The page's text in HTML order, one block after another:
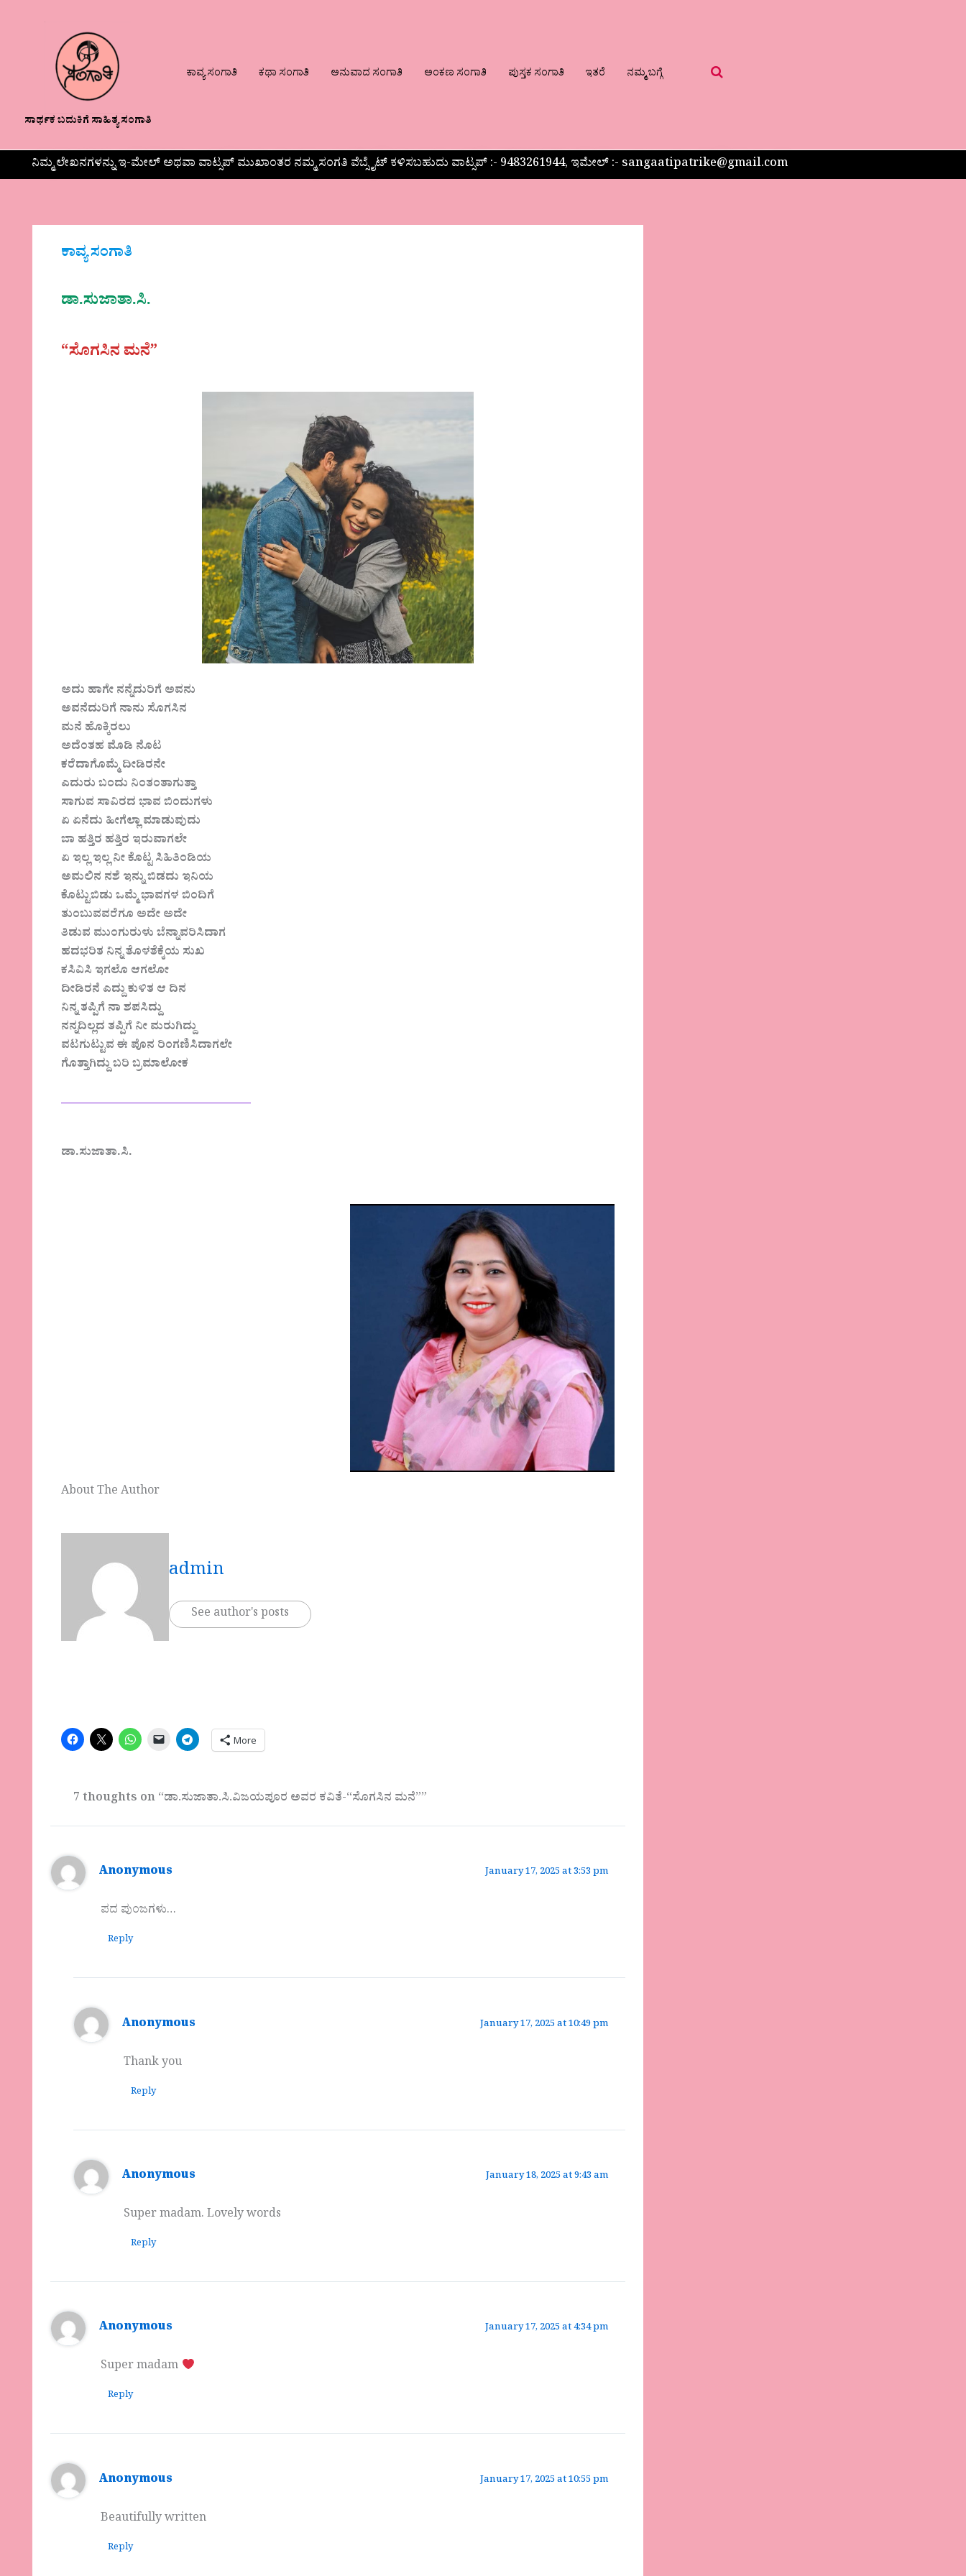
ಸಾರ್ಥಕ ಬದುಕಿಗೆ ಸಾಹಿತ್ಯ ಸಂಗಾತಿ
ಕಾವ್ಯ ಸಂಗಾತಿ ಕಥಾ ಸಂಗಾತಿ ಅನುವಾದ ಸಂಗಾತಿ ಅಂಕಣ ಸಂಗಾತಿ ಪುಸ್ತಕ ಸಂಗಾತಿ ಇತರೆ ನಮ್ಮ ಬಗ್ಗೆ
ನಿಮ್ಮ ಲೇಖನಗಳನ್ನು ಇ-ಮೇಲ್ ಅಥವಾ ವಾಟ್ಸಪ್ ಮುಖಾಂತರ ನಮ್ಮ ಸಂಗತಿ ವೆಬ್ಸೈಟ್ ಕಳಿಸಬಹುದು ವಾಟ್ಸಪ್‌ :- 9483261944, ಇಮೇಲ್ :- sangaatipatrike@gmail.com
ಕಾವ್ಯ ಸಂಗಾತಿ
ಡಾ.ಸುಜಾತಾ.ಸಿ.
“ಸೊಗಸಿನ ಮನೆ”
ಅದು ಹಾಗೇ ನನ್ನೆದುರಿಗೆ ಅವನು
ಅವನೆದುರಿಗೆ ನಾನು ಸೊಗಸಿನ
ಮನೆ ಹೊಕ್ಕಿರಲು
ಅದೆಂತಹ ಮೊಡಿ ನೊಟ
ಕರೆದಾಗೊಮ್ಮೆ ದೀಡಿರನೇ
ಎದುರು ಬಂದು ನಿಂತಂತಾಗುತ್ತಾ
ಸಾಗುವ ಸಾವಿರದ ಭಾವ ಬಿಂದುಗಳು
ಏ ಏನೆದು ಹೀಗೆಲ್ಲಾ ಮಾಡುವುದು
ಬಾ ಹತ್ತಿರ ಹತ್ತಿರ ಇರುವಾಗಲೇ
ಏ ಇಲ್ಲ ಇಲ್ಲ ನೀ ಕೊಟ್ಟ ಸಿಹಿತಿಂಡಿಯ
ಅಮಲಿನ ನಶೆ ಇನ್ನು ಬಿಡದು ಇನಿಯ
ಕೊಟ್ಟುಬಿಡು ಒಮ್ಮೆ ಭಾವಗಳ ಬಿಂದಿಗೆ
ತುಂಬುವವರೆಗೂ ಅದೇ ಅದೇ
ತಿಡುವ ಮುಂಗುರುಳು ಬೆನ್ನಾವರಿಸಿದಾಗ
ಹದಭರಿತ ನಿನ್ನ ತೊಳತೆಕ್ಕೆಯ ಸುಖ
ಕಸಿವಿಸಿ ಇಗಲೊ ಆಗಲೋ
ದೀಡಿರನೆ ಎದ್ದು ಕುಳಿತ ಆ ದಿನ
ನಿನ್ನ ತಪ್ಪಿಗೆ ನಾ ಶಪಸಿದ್ದು
ನನ್ನದಿಲ್ಲದ ತಪ್ಪಿಗೆ ನೀ ಮರುಗಿದ್ದು
ವಟಗುಟ್ಟುವ ಈ ಪೊನ ರಿಂಗಣಿಸಿದಾಗಲೇ
ಗೊತ್ತಾಗಿದ್ದು ಬರಿ ಬ್ರಮಾಲೋಕ
————————————
ಡಾ.ಸುಜಾತಾ.ಸಿ.
About The Author
admin
See author's posts
More
7 thoughts on “ಡಾ.ಸುಜಾತಾ.ಸಿ.ವಿಜಯಪೂರ ಅವರ ಕವಿತೆ-“ಸೊಗಸಿನ ಮನೆ””
Anonymous January 17, 2025 at 3:53 pm
ಪದ ಪುಂಜಗಳು…
Reply
Anonymous January 17, 2025 at 10:49 pm
Thank you
Reply
Anonymous January 18, 2025 at 9:43 am
Super madam. Lovely words
Reply
Anonymous January 17, 2025 at 4:34 pm
Super madam
Reply
Anonymous January 17, 2025 at 10:55 pm
Beautifully written
Reply